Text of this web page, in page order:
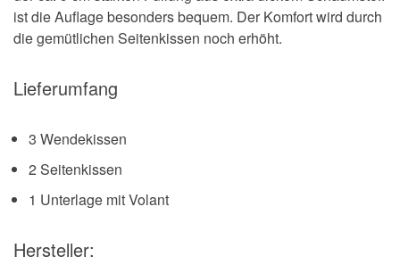
ist die Auflage besonders bequem. Der Komfort wird durch
die gemütlichen Seitenkissen noch erhöht.
Lieferumfang
3 Wendekissen
2 Seitenkissen
1 Unterlage mit Volant
Hersteller: